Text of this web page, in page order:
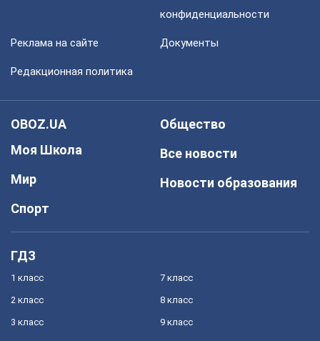
конфиденциальности
Реклама на сайте Документы
Редакционная политика
OBOZ.UA
Моя Школа
Мир
Спорт
Общество
Все новости
Новости образования
ГДЗ
1 класс
2 класс
3 класс
7 класс
8 класс
9 класс